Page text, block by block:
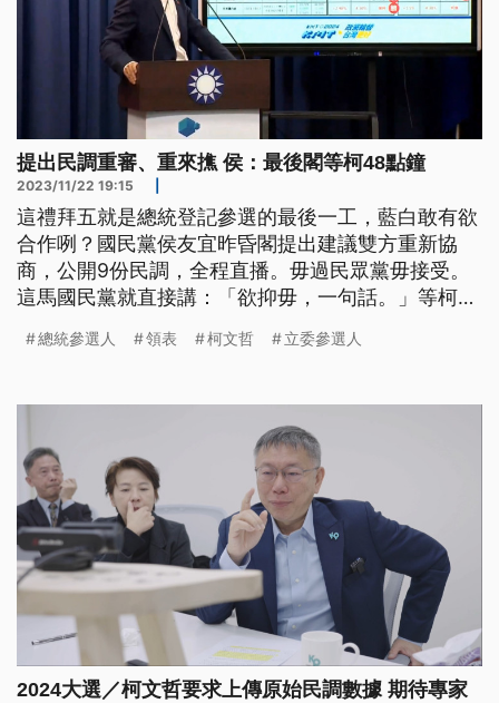
提出民調重審、重來撨 侯：最後閣等柯48點鐘
2023/11/22 19:15
這禮拜五就是總統登記參選的最後一工，藍白敢有欲
合作咧？國民黨侯友宜昨昏閣提出建議雙方重新協
商，公開9份民調，全程直播。毋過民眾黨毋接受。
這馬國民黨就直接講：「欲抑毋，一句話。」等柯文
名名單，黃珊珊列第一，黃國昌排第二。（這條新聞
總統參選人 領表 柯文哲 立委參選人
2024大選／柯文哲要求上傳原始民調數據 期待專家